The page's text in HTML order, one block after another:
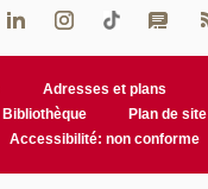
Adresses et plans
Bibliothèque
Plan de site
Accessibilité: non conforme